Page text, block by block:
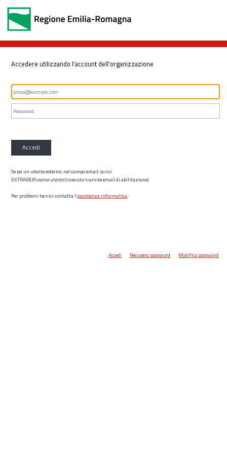
Accedere utilizzando l'account dell'organizzazione
Accedi
Se sei un utente esterno, nel campo email, scrivi
EXTRARER\nome utente(ricevuto tramite email di abilitazione)
Per problemi tecnici contatta l’assistenza informatica.
Accedi Recupera password Modifica password